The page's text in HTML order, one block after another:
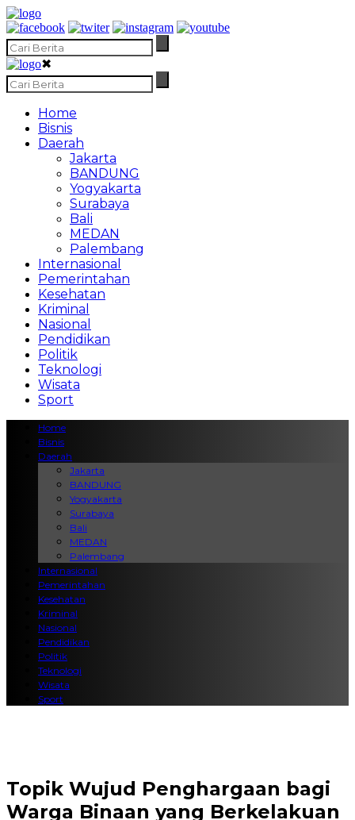
✖
Home
Bisnis
Daerah
Jakarta
BANDUNG
Yogyakarta
Surabaya
Bali
MEDAN
Palembang
Internasional
Pemerintahan
Kesehatan
Kriminal
Nasional
Pendidikan
Politik
Teknologi
Wisata
Sport
Home
Bisnis
Daerah
Jakarta
BANDUNG
Yogyakarta
Surabaya
Bali
MEDAN
Palembang
Internasional
Pemerintahan
Kesehatan
Kriminal
Nasional
Pendidikan
Politik
Teknologi
Wisata
Sport
Topik Wujud Penghargaan bagi
Warga Binaan yang Berkelakuan